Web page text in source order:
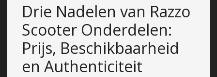
Drie Nadelen van Razzo
Scooter Onderdelen:
Prijs, Beschikbaarheid
en Authenticiteit